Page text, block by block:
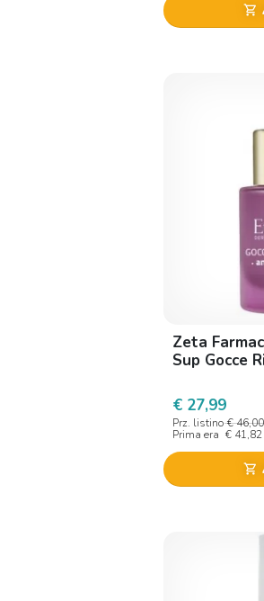
shopping_cart
Zeta
Sup Gocce
€ 27,99
Prz. listino € 46,00
Prima era € 41,82
shopping_cart